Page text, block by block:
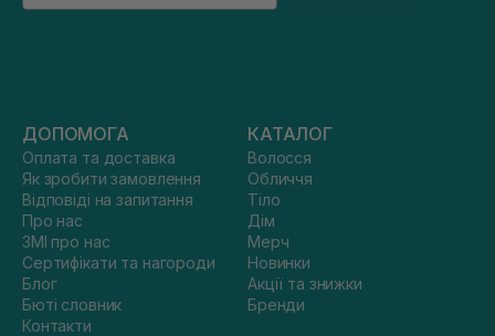
ДОПОМОГА
Оплата та доставка
Як зробити замовлення
Відповіді на запитання
Про нас
ЗМІ про нас
Сертифікати та нагороди
Блог
Бюті словник
Контакти
КАТАЛОГ
Волосся
Обличчя
Тіло
Дім
Мерч
Новинки
Акції та знижки
Бренди